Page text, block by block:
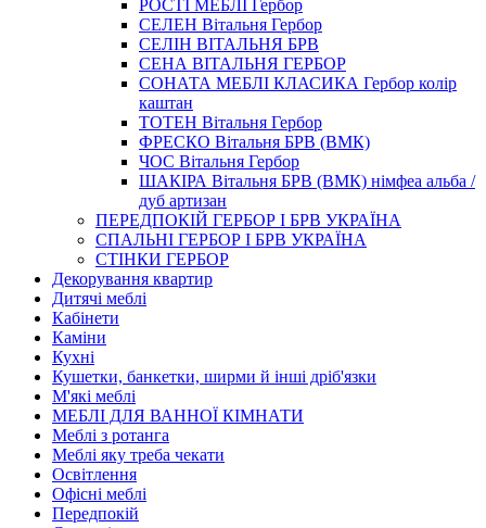
РОСТІ МЕБЛІ Гербор
СЕЛЕН Вітальня Гербор
СЕЛІН ВІТАЛЬНЯ БРВ
СЕНА ВІТАЛЬНЯ ГЕРБОР
СОНАТА МЕБЛІ КЛАСИКА Гербор колір
каштан
ТОТЕН Вітальня Гербор
ФРЕСКО Вітальня БРВ (ВМК)
ЧОС Вітальня Гербор
ШАКІРА Вітальня БРВ (ВМК) німфеа альба /
дуб артизан
ПЕРЕДПОКІЙ ГЕРБОР І БРВ УКРАЇНА
СПАЛЬНІ ГЕРБОР І БРВ УКРАЇНА
СТІНКИ ГЕРБОР
Декорування квартир
Дитячі меблі
Кабінети
Каміни
Кухні
Кушетки, банкетки, ширми й інші дріб'язки
М'які меблі
МЕБЛІ ДЛЯ ВАННОЇ КІМНАТИ
Меблі з ротанга
Меблі яку треба чекати
Освітлення
Офісні меблі
Передпокій